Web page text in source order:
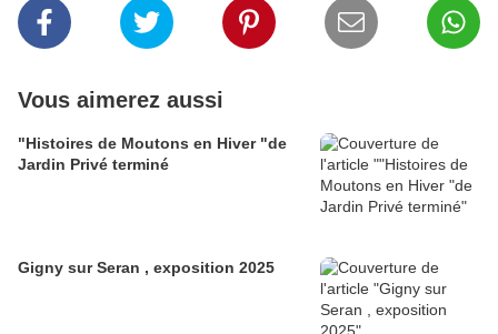
Vous aimerez aussi
"Histoires de Moutons en Hiver "de
Jardin Privé terminé
Gigny sur Seran , exposition 2025